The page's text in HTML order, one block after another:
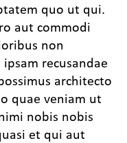
quo ut qui.
aut commodi
non
recusandae
architecto
quae veniam ut
nobis nobis
et qui aut